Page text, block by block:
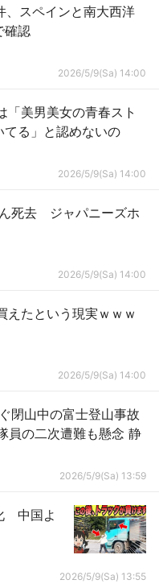
、スペインと南大西洋
確認
2026/5/9(Sa) 14:00
「美男美女の青春スト
る」と認めないの
2026/5/9(Sa) 14:00
ん死去 ジャパニーズホ
2026/5/9(Sa) 14:00
えたという現実ｗｗｗ
2026/5/9(Sa) 14:00
閉山中の富士登山事故
員の二次遭難も懸念 静
2026/5/9(Sa) 13:59
中国よ
2026/5/9(Sa) 13:55